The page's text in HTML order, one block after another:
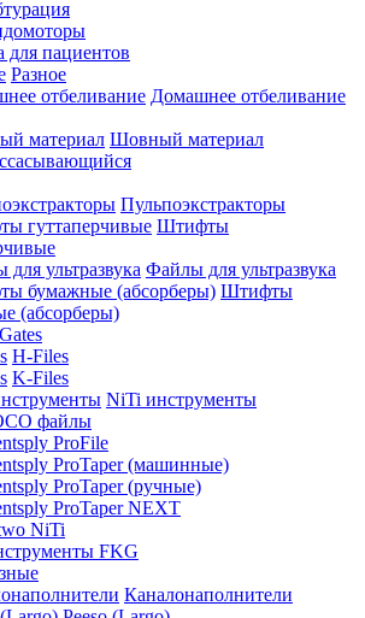
для пациентов
Разное
Домашнее отбеливание
Шовный материал
Пульпоэкстракторы
Штифты
Файлы для ультразвука
Штифты
(абсорберы)
Gates
H-Files
K-Files
NiTi инструменты
файлы
ProFile
ProTaper (машинные)
ProTaper (ручные)
ProTaper NEXT
NiTi
FKG
Каналонаполнители